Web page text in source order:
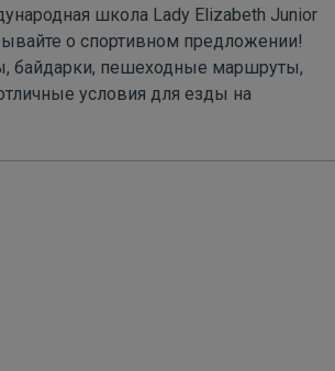
школа Lady Elizabeth Junior
о спортивном предложении!
байдарки, пешеходные маршруты,
условия для езды на